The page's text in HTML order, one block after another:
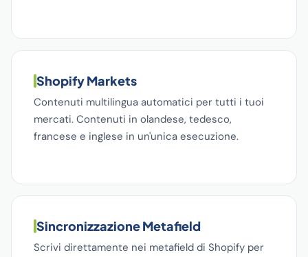
Shopify Markets
Contenuti multilingua automatici per tutti i tuoi
mercati. Contenuti in olandese, tedesco,
francese e inglese in un'unica esecuzione.
Sincronizzazione Metafield
Scrivi direttamente nei metafield di Shopify per